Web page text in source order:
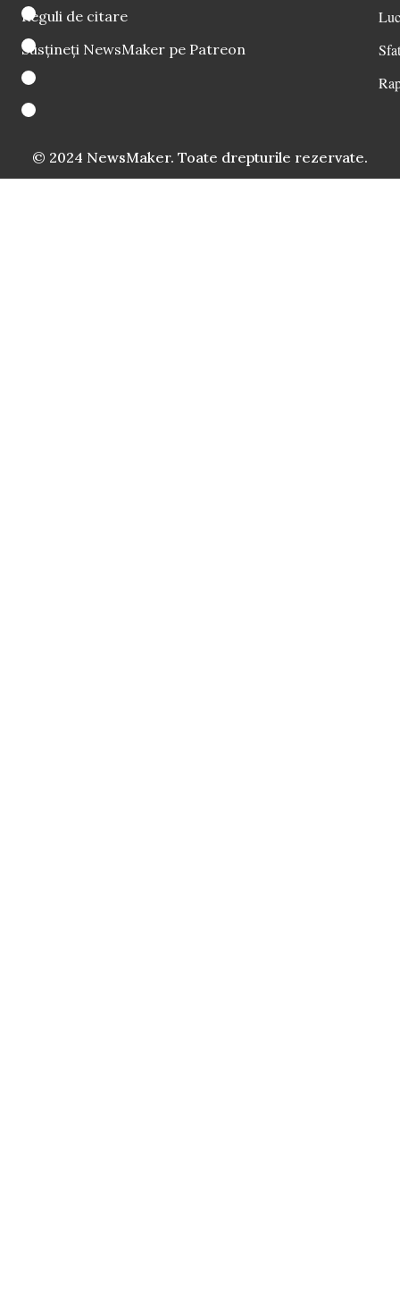
Reguli de citare
Susțineți NewsMaker pe Patreon
© 2024 NewsMaker. Toate drepturile rezervate.